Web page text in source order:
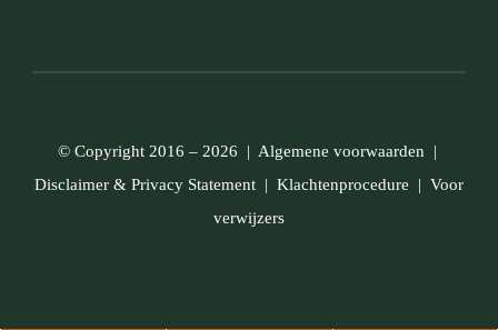
© Copyright 2016 – 2026 | Algemene voorwaarden |
Disclaimer & Privacy Statement | Klachtenprocedure | Voor
verwijzers